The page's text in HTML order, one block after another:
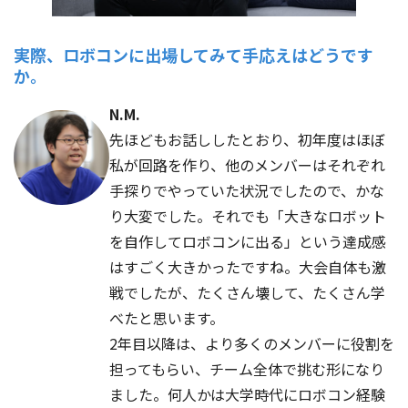
実際、ロボコンに出場してみて手応えはどうです
か。
N.M.
先ほどもお話ししたとおり、初年度はほぼ
私が回路を作り、他のメンバーはそれぞれ
手探りでやっていた状況でしたので、かな
り大変でした。それでも「大きなロボット
を自作してロボコンに出る」という達成感
はすごく大きかったですね。大会自体も激
戦でしたが、たくさん壊して、たくさん学
べたと思います。
2年目以降は、より多くのメンバーに役割を
担ってもらい、チーム全体で挑む形になり
ました。何人かは大学時代にロボコン経験